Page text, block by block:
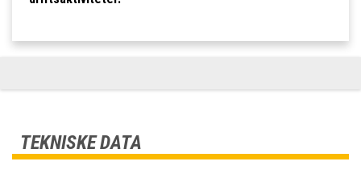
TEKNISKE DATA